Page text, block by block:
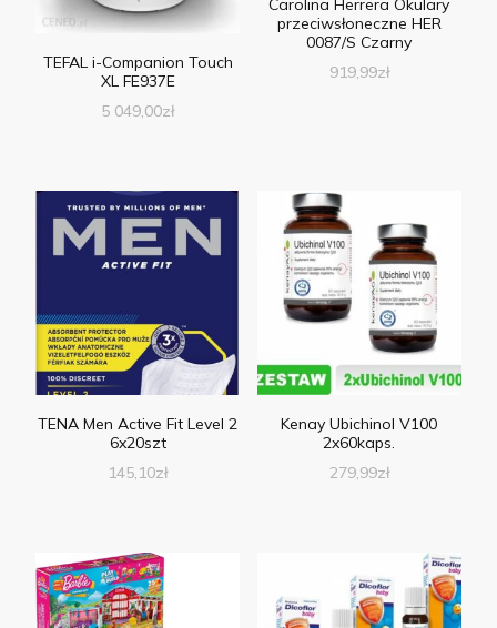
TEFAL i-Companion Touch
XL FE937E
5 049,00zł
Carolina Herrera Okulary
przeciwsłoneczne HER
0087/S Czarny
919,99zł
TENA Men Active Fit Level 2
6x20szt
145,10zł
Kenay Ubichinol V100
2x60kaps.
279,99zł